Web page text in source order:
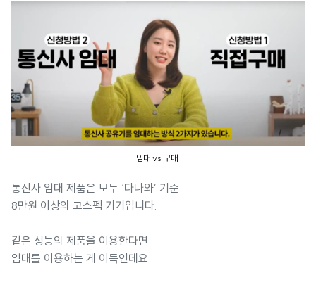
임대 vs 구매
통신사 임대 제품은 모두 ‘다나와’ 기준
8만원 이상의 고스펙 기기입니다.
같은 성능의 제품을 이용한다면
임대를 이용하는 게 이득인데요.